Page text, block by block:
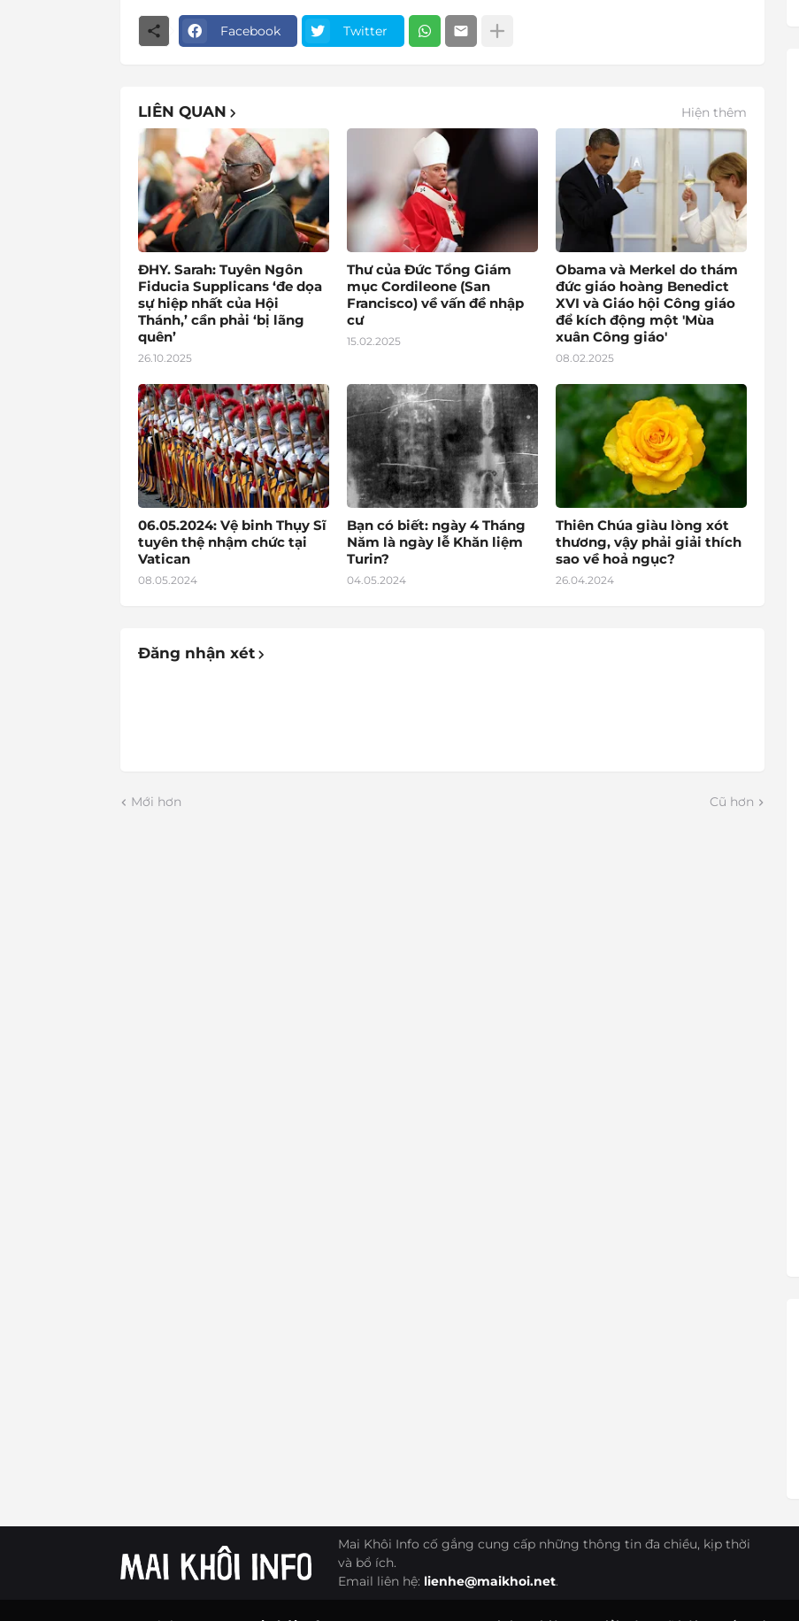
Facebook Twitter
LIÊN QUAN Hiện thêm
ĐHY. Sarah: Tuyên Ngôn
Fiducia Supplicans ‘đe dọa
sự hiệp nhất của Hội
Thánh,’ cần phải ‘bị lãng
quên’
26.10.2025
Thư của Đức Tổng Giám
mục Cordileone (San
Francisco) về vấn đề nhập
cư
15.02.2025
Obama và Merkel do thám
đức giáo hoàng Benedict
XVI và Giáo hội Công giáo
để kích động một 'Mùa
xuân Công giáo'
08.02.2025
06.05.2024: Vệ binh Thụy Sĩ
tuyên thệ nhậm chức tại
Vatican
08.05.2024
Bạn có biết: ngày 4 Tháng
Năm là ngày lễ Khăn liệm
Turin?
04.05.2024
Thiên Chúa giàu lòng xót
thương, vậy phải giải thích
sao về hoả ngục?
26.04.2024
Đăng nhận xét
Mới hơn Cũ hơn
Mai Khôi Info cố gắng cung cấp những thông tin đa chiều, kịp thời
và bổ ích.
Email liên hệ: lienhe@maikhoi.net.